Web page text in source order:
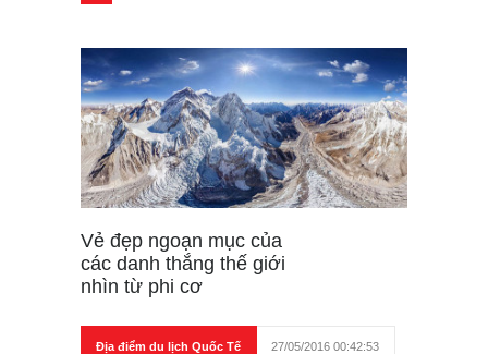
Vẻ đẹp ngoạn mục của
các danh thắng thế giới
nhìn từ phi cơ
Địa điểm du lịch Quốc Tế 27/05/2016 00:42:53